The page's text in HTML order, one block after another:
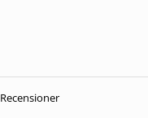
Recensioner